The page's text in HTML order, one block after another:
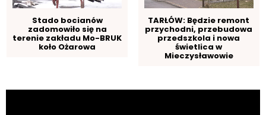
Stado bocianów
zadomowiło się na
terenie zakładu Mo-BRUK
koło Ożarowa
TARŁÓW: Będzie remont
przychodni, przebudowa
przedszkola i nowa
świetlica w
Mieczysławowie